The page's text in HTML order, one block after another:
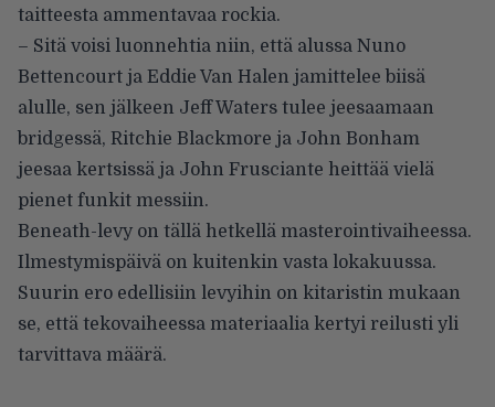
taitteesta ammentavaa rockia.
– Sitä voisi luonnehtia niin, että alussa Nuno
Bettencourt ja Eddie Van Halen jamittelee biisä
alulle, sen jälkeen Jeff Waters tulee jeesaamaan
bridgessä, Ritchie Blackmore ja John Bonham
jeesaa kertsissä ja John Frusciante heittää vielä
pienet funkit messiin.
Beneath-levy on tällä hetkellä masterointivaiheessa.
Ilmestymispäivä on kuitenkin vasta lokakuussa.
Suurin ero edellisiin levyihin on kitaristin mukaan
se, että tekovaiheessa materiaalia kertyi reilusti yli
tarvittava määrä.